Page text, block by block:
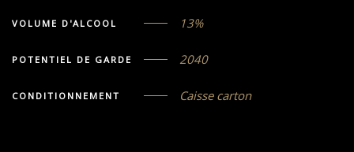
VOLUME D'ALCOOL 13%
POTENTIEL DE GARDE 2040
CONDITIONNEMENT Caisse carton